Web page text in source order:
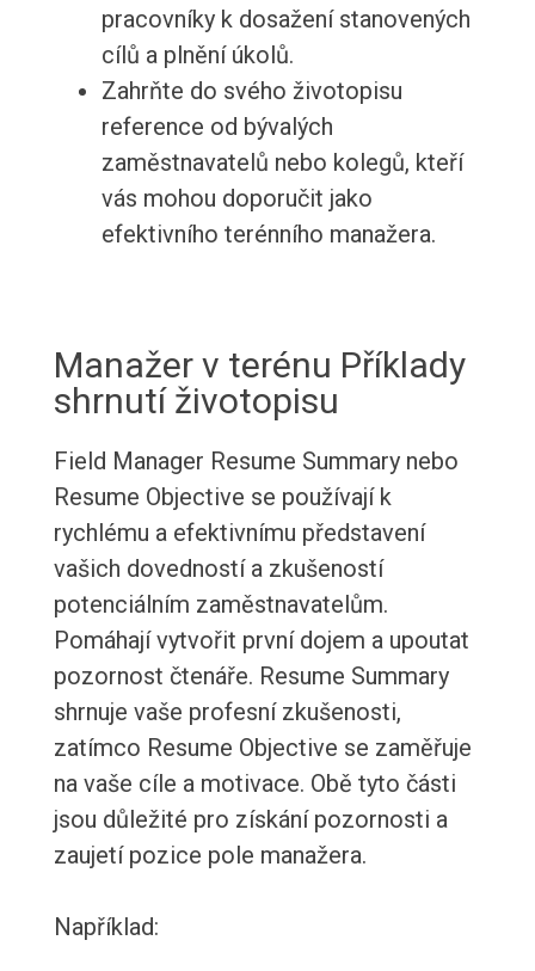
pracovníky k dosažení stanovených
cílů a plnění úkolů.
Zahrňte do svého životopisu
reference od bývalých
zaměstnavatelů nebo kolegů, kteří
vás mohou doporučit jako
efektivního terénního manažera.
Manažer v terénu Příklady
shrnutí životopisu
Field Manager Resume Summary nebo
Resume Objective se používají k
rychlému a efektivnímu představení
vašich dovedností a zkušeností
potenciálním zaměstnavatelům.
Pomáhají vytvořit první dojem a upoutat
pozornost čtenáře. Resume Summary
shrnuje vaše profesní zkušenosti,
zatímco Resume Objective se zaměřuje
na vaše cíle a motivace. Obě tyto části
jsou důležité pro získání pozornosti a
zaujetí pozice pole manažera.
Například: